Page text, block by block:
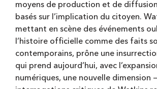
moyens de production et de
basés sur l’implication du citoyen.
mettant en scène des événements
l’histoire officielle comme des faits
contemporains, prône une
qui prend aujourd’hui, avec
numériques, une nouvelle dimension